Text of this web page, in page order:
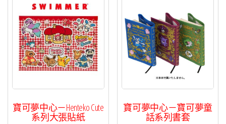
寶可夢中心－Henteko Cute
系列大張貼紙
寶可夢中心－寶可夢童
話系列書套